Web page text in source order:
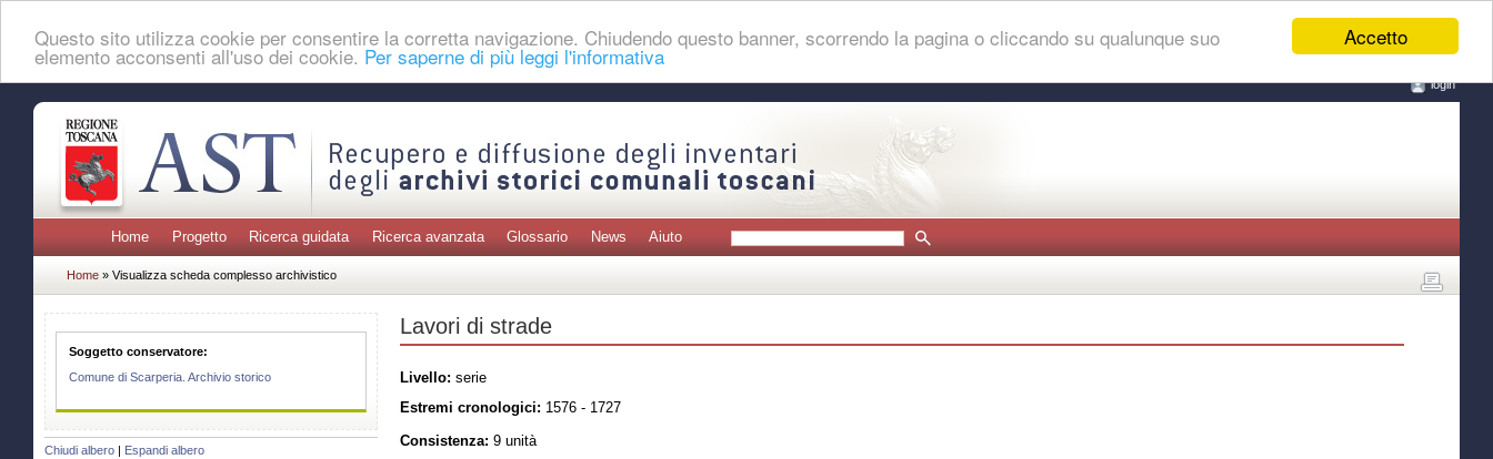
Accetto
Questo sito utilizza cookie per consentire la corretta navigazione. Chiudendo questo banner, scorrendo la pagina o cliccando su qualunque suo
elemento acconsenti all'uso dei cookie. Per saperne di più leggi l'informativa
login
Home Progetto Ricerca guidata Ricerca avanzata Glossario News Aiuto
Home » Visualizza scheda complesso archivistico
Soggetto conservatore:
Comune di Scarperia. Archivio storico
Chiudi albero Espandi albero
Lavori di strade
Livello: serie
Estremi cronologici: 1576 - 1727
Consistenza: 9 unità